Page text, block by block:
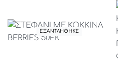
ΕΞΑΝΤΛΗΘΗΚΕ